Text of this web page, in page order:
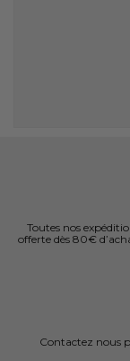
Toutes nos
offerte dès 80€
Contactez nous